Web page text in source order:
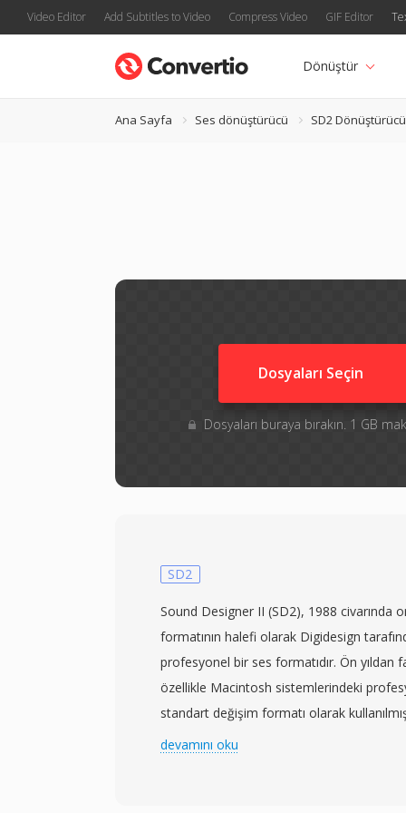
Video Editor Add Subtitles to Video Compress Video GIF Editor
Dönüştür
Ana Sayfa Ses dönüştürücü SD2 Dönüştürücü
Dosyaları Seçin
Dosyaları buraya bırakın. 1 GB
SD2
Sound Designer II (SD2), 1988 civarında
formatının halefi olarak Digidesign
profesyonel bir ses formatıdır. Ön yıldan
özellikle Macintosh sistemlerindeki
standart değişim formatı olarak
prodüksiyonda kullanılan örnekleme
devamını oku